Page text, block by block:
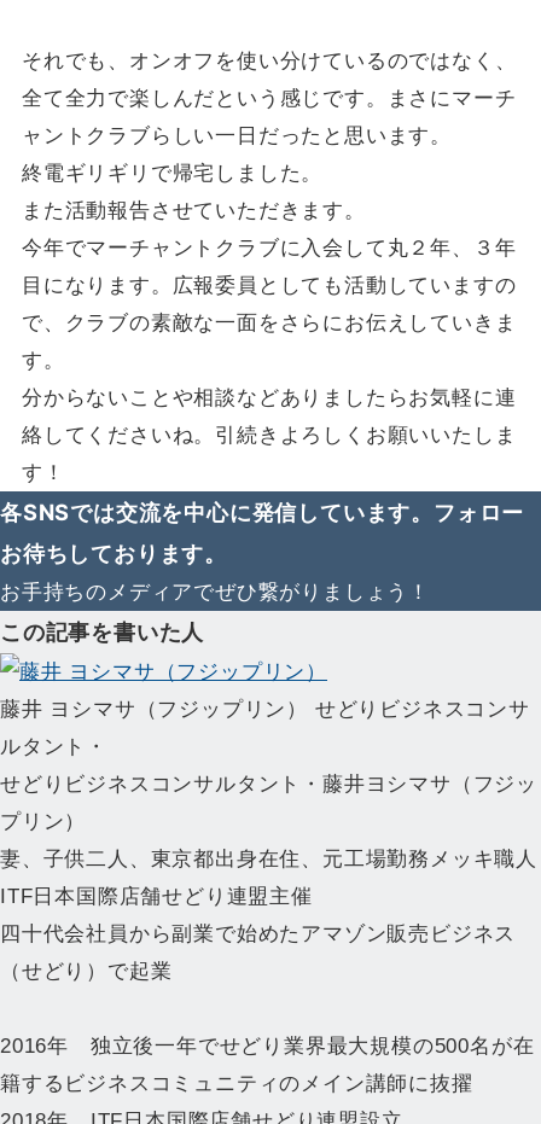
それでも、オンオフを使い分けているのではなく、
全て全力で楽しんだという感じです。まさにマーチ
ャントクラブらしい一日だったと思います。
終電ギリギリで帰宅しました。
また活動報告させていただきます。
今年でマーチャントクラブに入会して丸２年、３年
目になります。広報委員としても活動していますの
で、クラブの素敵な一面をさらにお伝えしていきま
す。
分からないことや相談などありましたらお気軽に連
絡してくださいね。引続きよろしくお願いいたしま
す！
各SNSでは交流を中心に発信しています。フォロー
お待ちしております。
お手持ちのメディアでぜひ繋がりましょう！
この記事を書いた人
藤井 ヨシマサ（フジップリン） せどりビジネスコンサ
ルタント・
せどりビジネスコンサルタント・藤井ヨシマサ（フジッ
プリン）
妻、子供二人、東京都出身在住、元工場勤務メッキ職人
ITF日本国際店舗せどり連盟主催
四十代会社員から副業で始めたアマゾン販売ビジネス
（せどり）で起業
2016年 独立後一年でせどり業界最大規模の500名が在
籍するビジネスコミュニティのメイン講師に抜擢